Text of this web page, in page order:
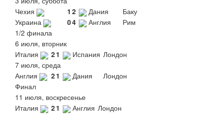
Чехия
1 2 Дания
Баку
Украина
04 Англия
Рим
1/2 финала
6 июля, вторник
Италия
21 Испания Лондон
7 июля, среда
Англия
21 Дания
Лондон
Финал
11 июля, воскресенье
Италия
21 Англия Лондон